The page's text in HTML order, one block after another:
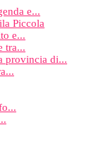
e...
Piccola
e...
tra...
provincia di...